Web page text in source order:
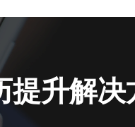
提升解决